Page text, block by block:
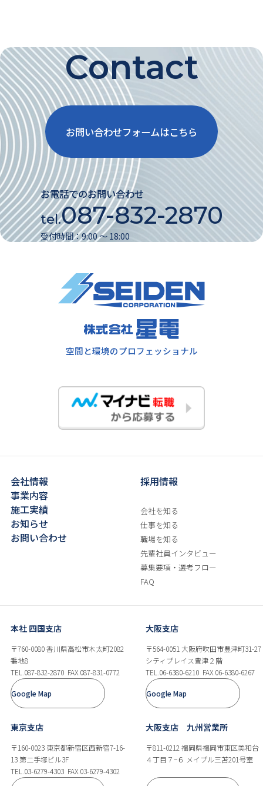
Contact
お問い合わせフォームはこちら
お電話でのお問い合わせ
tel.087-832-2870
受付時間：9:00 〜 18:00
空間と環境のプロフェッショナル
会社情報
事業内容
施工実績
お知らせ
お問い合わせ
採用情報
会社を知る
仕事を知る
職場を知る
先輩社員インタビュー
募集要項・選考フロー
FAQ
本社 四国支店
〒760-0080 香川県高松市木太町2082
番地8
TEL.087-832-2870 FAX.087-831-0772
Google Map
大阪支店
〒564-0051 大阪府吹田市豊津町31-27
シティプレイス豊津２階
TEL.06-6380-6210 FAX.06-6380-6267
Google Map
東京支店
〒160-0023 東京都新宿区西新宿7-16-
13 第二手塚ビル3F
TEL.03-6279-4303 FAX.03-6279-4302
大阪支店 九州営業所
〒811-0212 福岡県福岡市東区美和台
４丁目７−６ メイプル三苫201号室